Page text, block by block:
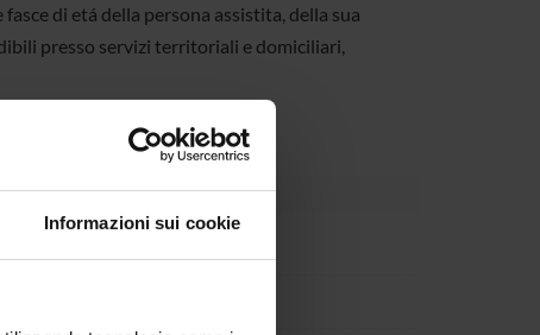
Informazioni sui cookie
di etá della persona assistita, della sua
presso servizi territoriali e domiciliari,